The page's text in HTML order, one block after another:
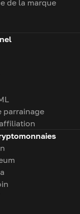
de la marque
parrainage